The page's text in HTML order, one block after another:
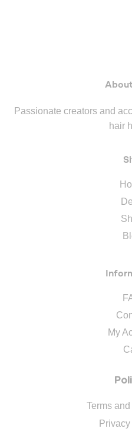
Passionate creators and
hair
My
Terms